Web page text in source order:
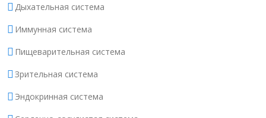
Дыхательная система
Иммунная система
Пищеварительная система
Зрительная система
Эндокринная система